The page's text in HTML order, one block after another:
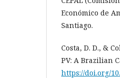
Económico de
Santiago.
Costa, D. D., &
PV: A Brazilian
https://doi.org/